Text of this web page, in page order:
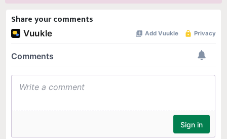
Share your comments